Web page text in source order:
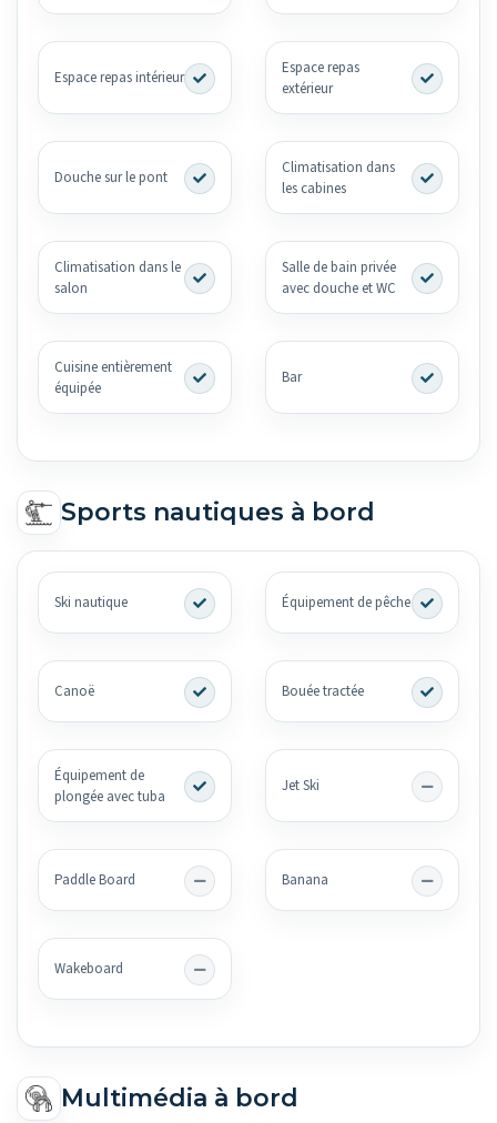
Espace repas intérieur
Espace repas
extérieur
Douche sur le pont
Climatisation dans
les cabines
Climatisation dans le
salon
Salle de bain privée
avec douche et WC
Cuisine entièrement
équipée
Bar
Sports nautiques à bord
Ski nautique Équipement de pêche
Canoë Bouée tractée
Équipement de
plongée avec tuba
Jet Ski
Paddle Board Banana
Wakeboard
Multimédia à bord